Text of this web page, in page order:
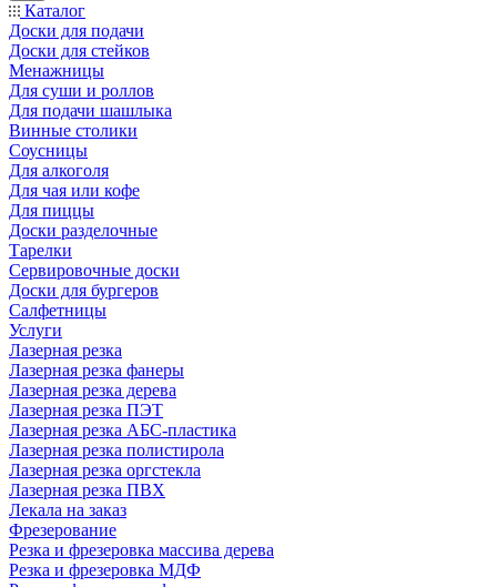
Каталог
Доски для подачи
Доски для стейков
Менажницы
Для суши и роллов
Для подачи шашлыка
Винные столики
Соусницы
Для алкоголя
Для чая или кофе
Для пиццы
Доски разделочные
Тарелки
Сервировочные доски
Доски для бургеров
Салфетницы
Услуги
Лазерная резка
Лазерная резка фанеры
Лазерная резка дерева
Лазерная резка ПЭТ
Лазерная резка АБС-пластика
Лазерная резка полистирола
Лазерная резка оргстекла
Лазерная резка ПВХ
Лекала на заказ
Фрезерование
Резка и фрезеровка массива дерева
Резка и фрезеровка МДФ